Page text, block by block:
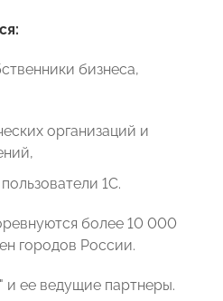
бизнеса,
организаций и
1С.
более 10 000
городов России.
и ее ведущие партнеры.